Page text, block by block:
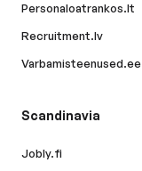
Personaloatrankos.lt
Recruitment.lv
Varbamisteenused.ee
Scandinavia
Jobly.fi